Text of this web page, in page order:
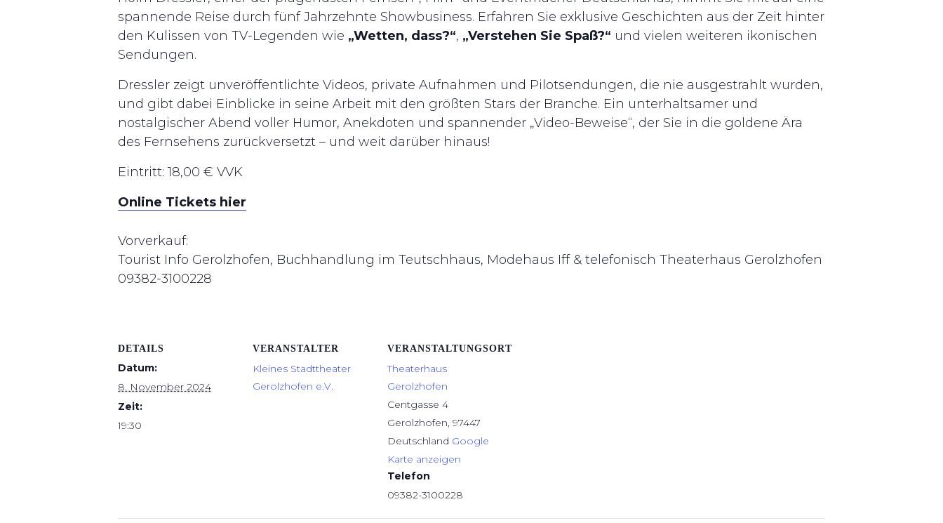
spannende Reise durch fünf Jahrzehnte Showbusiness. Erfahren Sie exklusive Geschichten aus der Zeit hinter
den Kulissen von TV-Legenden wie „Wetten, dass?“, „Verstehen Sie Spaß?“ und vielen weiteren ikonischen
Sendungen.
Dressler zeigt unveröffentlichte Videos, private Aufnahmen und Pilotsendungen, die nie ausgestrahlt wurden,
und gibt dabei Einblicke in seine Arbeit mit den größten Stars der Branche. Ein unterhaltsamer und
nostalgischer Abend voller Humor, Anekdoten und spannender „Video-Beweise“, der Sie in die goldene Ära
des Fernsehens zurückversetzt – und weit darüber hinaus!
Eintritt: 18,00 € VVK
Online Tickets hier
Vorverkauf:
Tourist Info Gerolzhofen, Buchhandlung im Teutschhaus, Modehaus Iff & telefonisch Theaterhaus Gerolzhofen
09382-3100228
DETAILS
Datum:
8. November 2024
Zeit:
19:30
VERANSTALTER
Kleines Stadttheater
Gerolzhofen e.V.
VERANSTALTUNGSORT
Theaterhaus
Gerolzhofen
Centgasse 4
Gerolzhofen 97447
Deutschland Google
Karte anzeigen
Telefon
09382-3100228